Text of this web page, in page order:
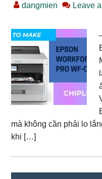
dangmien Leave
mà không cần phải lo
khi […]